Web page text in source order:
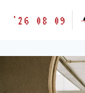
胶
味
LETSFILM
'26 08 09